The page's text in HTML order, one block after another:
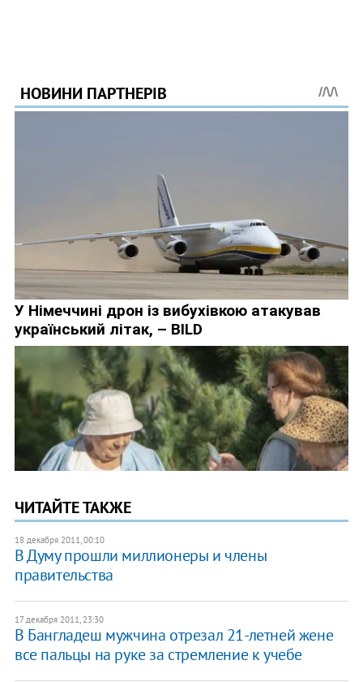
ЧИТАЙТЕ ТАКЖЕ
18 декабря 2011, 00:10
В Думу прошли миллионеры и члены
правительства
17 декабря 2011, 23:30
В Бангладеш мужчина отрезал 21-летней жене
все пальцы на руке за стремление к учебе